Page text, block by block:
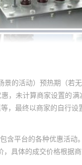
景的活动）预热期（
，未计算商家设置的
，最终以商家的自行
含平台的各种优惠活
具体的成交价格根据